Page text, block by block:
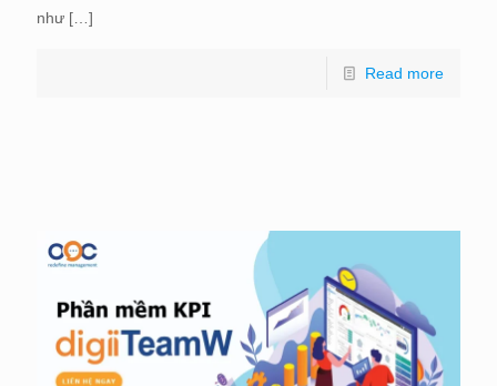
như […]
Read more